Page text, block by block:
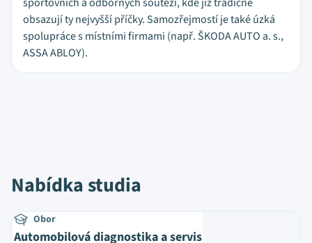
obsazují ty nejvyšší příčky. Samozřejmostí je také úzká
spolupráce s místními firmami (např. ŠKODA AUTO a. s.,
ASSA ABLOY).
Nabídka studia
Obor
Automobilová diagnostika a servis